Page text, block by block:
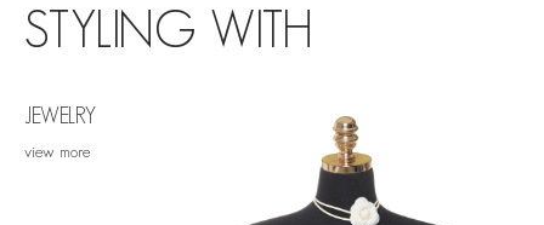
STYLING WITH
JEWELRY
view more